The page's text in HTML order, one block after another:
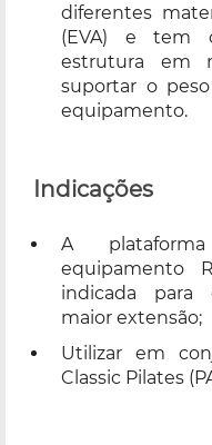
diferentes
(EVA) e tem
estrutura em
suportar o
equipamento.
Indicações
A
equipamento
indicada para
maior extensão;
Utilizar em
Classic Pilates